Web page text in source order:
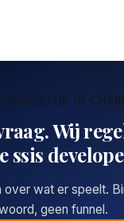
IN
Wij
ssis
wat er speelt.
geen funnel.